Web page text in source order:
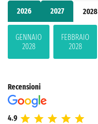
2026 2027 2028
GENNAIO
2028
FEBBRAIO
2028
Recensioni
4.9